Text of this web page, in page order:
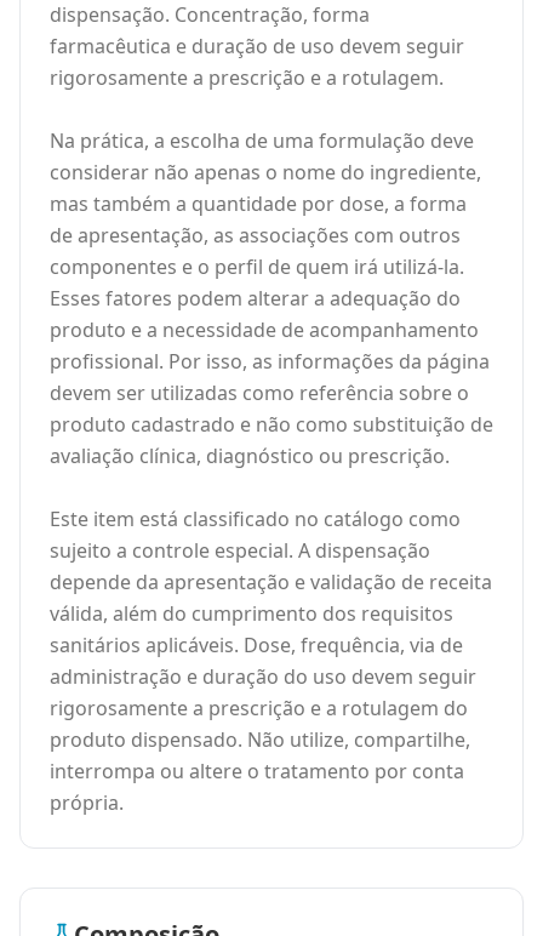
dispensação. Concentração, forma
farmacêutica e duração de uso devem seguir
rigorosamente a prescrição e a rotulagem.
Na prática, a escolha de uma formulação deve
considerar não apenas o nome do ingrediente,
mas também a quantidade por dose, a forma
de apresentação, as associações com outros
componentes e o perfil de quem irá utilizá-la.
Esses fatores podem alterar a adequação do
produto e a necessidade de acompanhamento
profissional. Por isso, as informações da página
devem ser utilizadas como referência sobre o
produto cadastrado e não como substituição de
avaliação clínica, diagnóstico ou prescrição.
Este item está classificado no catálogo como
sujeito a controle especial. A dispensação
depende da apresentação e validação de receita
válida, além do cumprimento dos requisitos
sanitários aplicáveis. Dose, frequência, via de
administração e duração do uso devem seguir
rigorosamente a prescrição e a rotulagem do
produto dispensado. Não utilize, compartilhe,
interrompa ou altere o tratamento por conta
própria.